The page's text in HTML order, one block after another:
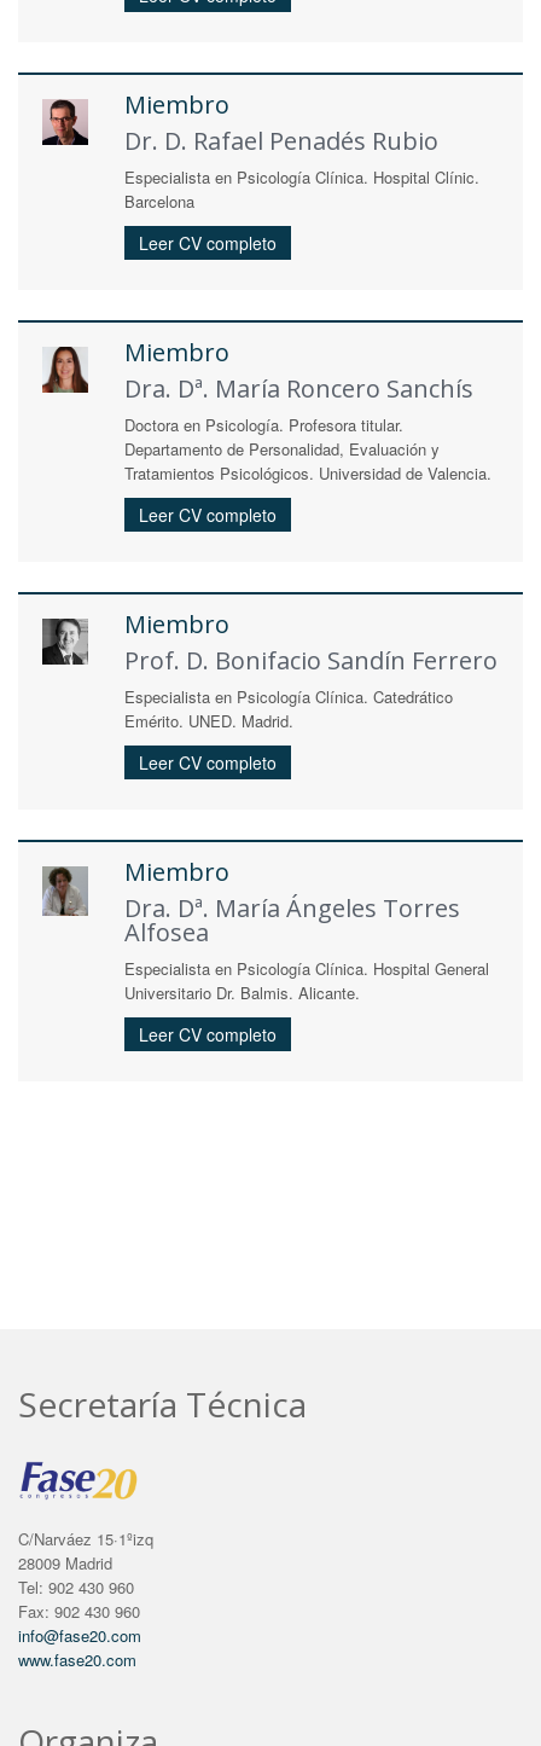
Miembro
Dr. D. Rafael Penadés Rubio
Especialista en Psicología Clínica. Hospital Clínic.
Barcelona
Leer CV completo
Miembro
Dra. Dª. María Roncero Sanchís
Doctora en Psicología. Profesora titular.
Departamento de Personalidad, Evaluación y
Tratamientos Psicológicos. Universidad de Valencia.
Leer CV completo
Miembro
Prof. D. Bonifacio Sandín Ferrero
Especialista en Psicología Clínica. Catedrático
Emérito. UNED. Madrid.
Leer CV completo
Miembro
Dra. Dª. María Ángeles Torres
Alfosea
Especialista en Psicología Clínica. Hospital General
Universitario Dr. Balmis. Alicante.
Leer CV completo
Secretaría Técnica
C/Narváez 15·1ºizq
28009 Madrid
Tel: 902 430 960
Fax: 902 430 960
info@fase20.com
www.fase20.com